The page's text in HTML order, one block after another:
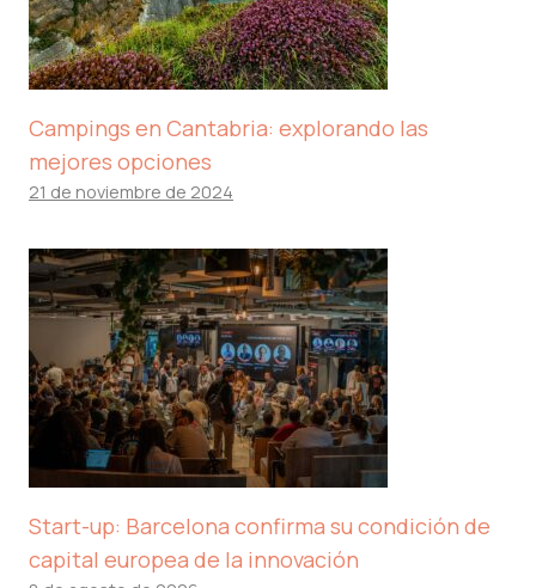
Campings en Cantabria: explorando las
mejores opciones
21 de noviembre de 2024
Start-up: Barcelona confirma su condición de
capital europea de la innovación